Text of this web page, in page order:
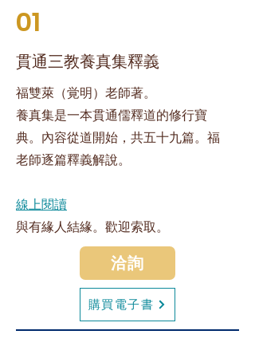
01
貫通三教養真集釋義
福雙萊（覚明）老師著。
養真集是一本貫通儒釋道的修行寶
典。內容從道開始，共五十九篇。福
老師逐篇釋義解說。
線上閱讀
與有緣人結緣。歡迎索取。
洽詢
購買電子書